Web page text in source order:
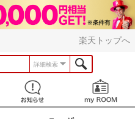
楽天トップへ
詳細検索
見つける お知らせ